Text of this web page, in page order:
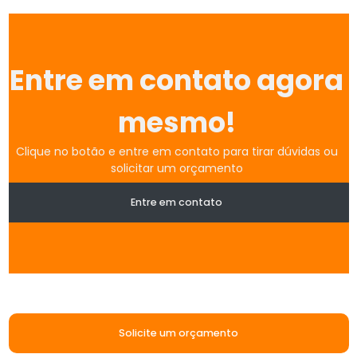
Entre em contato agora
mesmo!
Clique no botão e entre em contato para tirar dúvidas ou
solicitar um orçamento
Entre em contato
Solicite um orçamento